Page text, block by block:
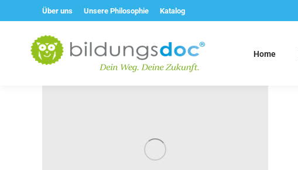
Über uns Unsere Philosophie Katalog
Home